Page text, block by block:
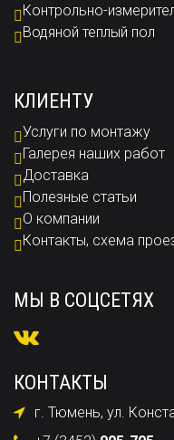
Контрольно-
Водяной теплый пол
КЛИЕНТУ
Услуги по монтажу
Галерея наших работ
Доставка
Полезные статьи
О компании
Контакты, схема
МЫ В СОЦСЕТЯХ
КОНТАКТЫ
г. Тюмень, ул.